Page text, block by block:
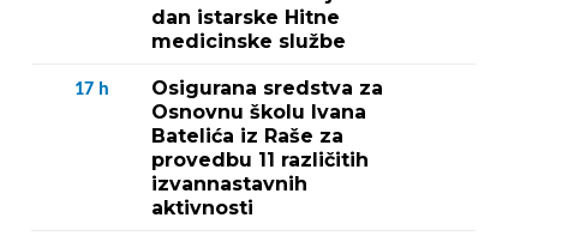
dan istarske Hitne
medicinske službe
17 h
Osigurana sredstva za
Osnovnu školu Ivana
Batelića iz Raše za
provedbu 11 različitih
izvannastavnih
aktivnosti